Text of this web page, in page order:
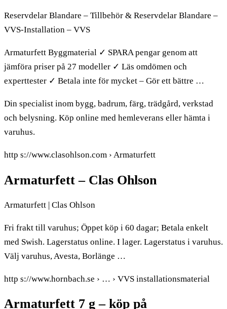
Reservdelar Blandare – Tillbehör & Reservdelar Blandare –
VVS-Installation – VVS
Armaturfett Byggmaterial ✓ SPARA pengar genom att
jämföra priser på 27 modeller ✓ Läs omdömen och
experttester ✓ Betala inte för mycket – Gör ett bättre …
Din specialist inom bygg, badrum, färg, trädgård, verkstad
och belysning. Köp online med hemleverans eller hämta i
varuhus.
http s://www.clasohlson.com › Armaturfett
Armaturfett – Clas Ohlson
Armaturfett | Clas Ohlson
Fri frakt till varuhus; Öppet köp i 60 dagar; Betala enkelt
med Swish. Lagerstatus online. I lager. Lagerstatus i varuhus.
Välj varuhus, Avesta, Borlänge …
http s://www.hornbach.se › … › VVS installationsmaterial
Armaturfett 7 g – köp på